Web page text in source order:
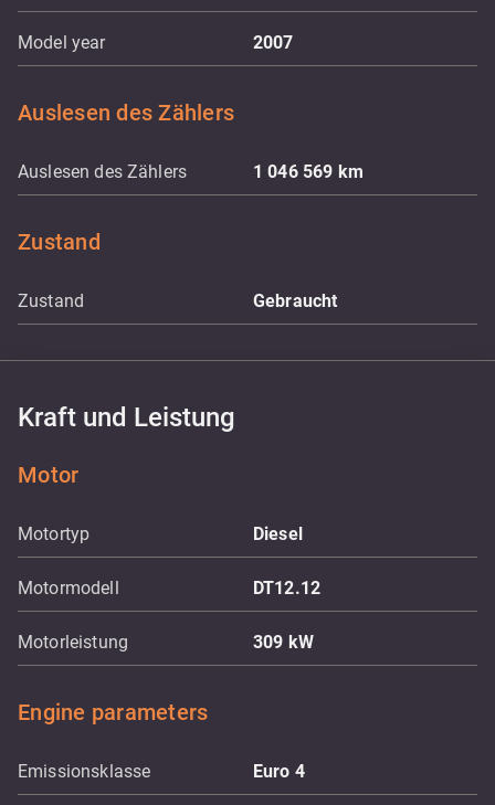
Model year 2007
Auslesen des Zählers
Auslesen des Zählers 1 046 569 km
Zustand
Zustand Gebraucht
Kraft und Leistung
Motor
Motortyp Diesel
Motormodell DT12.12
Motorleistung 309 kW
Engine parameters
Emissionsklasse Euro 4